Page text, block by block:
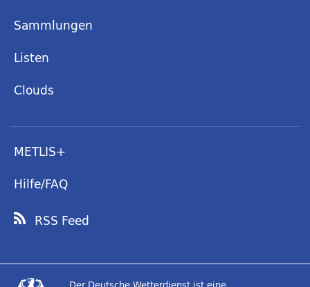
Sammlungen
Listen
Clouds
METLIS+
Hilfe/FAQ
RSS Feed